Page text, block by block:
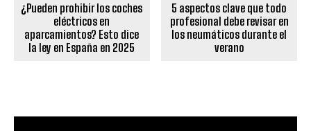
¿Pueden prohibir los coches
eléctricos en
aparcamientos? Esto dice
la ley en España en 2025
5 aspectos clave que todo
profesional debe revisar en
los neumáticos durante el
verano